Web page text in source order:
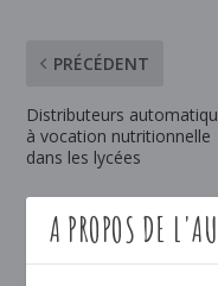
PRÉCÉDENT
Distributeurs
à vocation nutritionnelle
dans les lycées
A PROPOS DE